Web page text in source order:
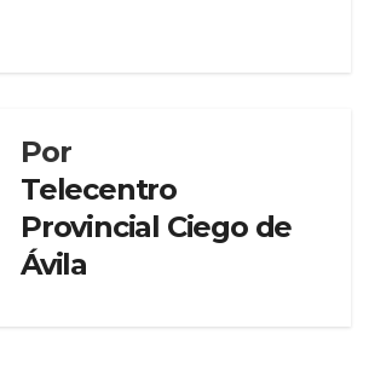
Por
Telecentro
Provincial Ciego de
Ávila